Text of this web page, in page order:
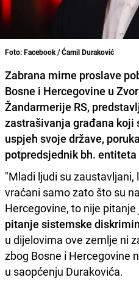
Foto: Facebook / Ćamil Duraković
Zabrana mirne proslave
Bosne i Hercegovine u
Žandarmerije RS,
zastrašivanja građana
uspjeh svoje države,
potpredsjednik bh. entiteta
"Mladi ljudi su
vraćani samo zato što su
Hercegovine, to nije
pitanje sistemske
u dijelovima ove zemlje ni
zbog Bosne i Hercegovine
u saopćenju Durakovića.